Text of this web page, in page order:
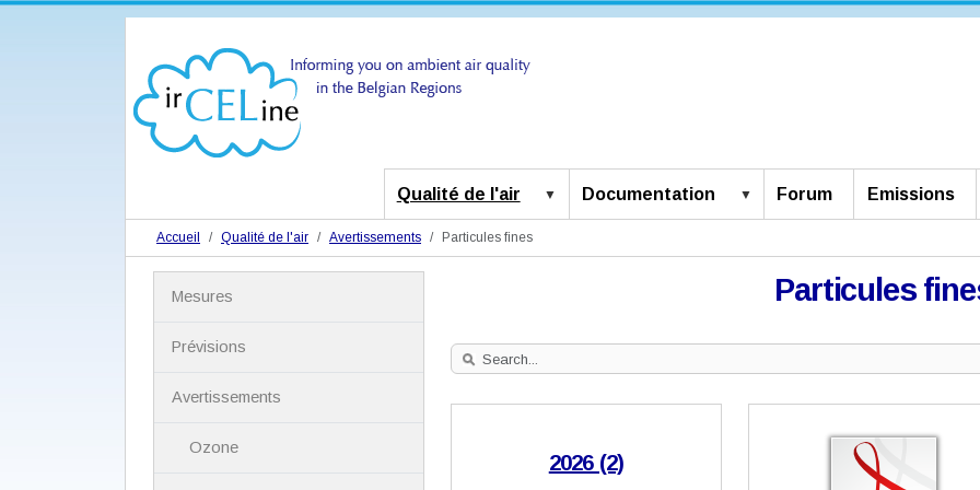
Qualité de l'air Documentation Forum Emissions
Accueil Qualité de l'air Avertissements Particules fines
Particules
Search
Site
2026 (2)
Mesures
Prévisions
Avertissements
Ozone